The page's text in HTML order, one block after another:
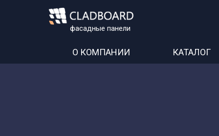
фасадные панели
КАТАЛОГ
О КОМПАНИИ